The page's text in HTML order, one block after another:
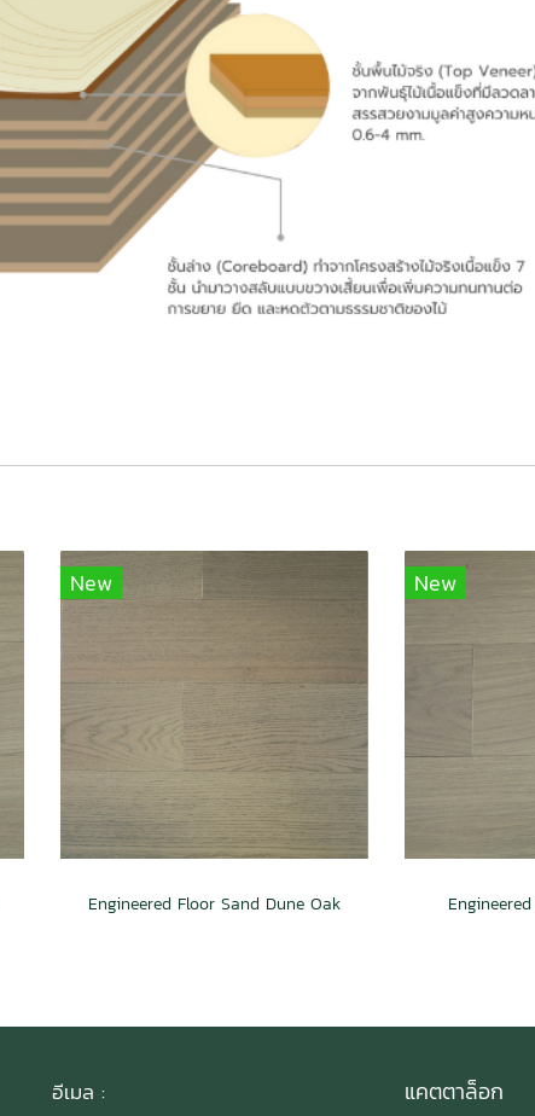
New
Engineered Floor Sand Dune Oak
New
อีเมล :
แคตตาล็อก